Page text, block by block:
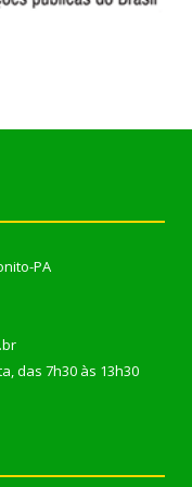
PA
das 7h30 às 13h30